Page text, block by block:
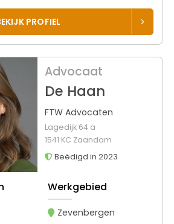
PROFIEL
Advocaat
De Haan
FTW Advocaten
Lagedijk 64 a
1541 KC Zaandam
Beëdigd in 2023
Werkgebied
Zevenbergen